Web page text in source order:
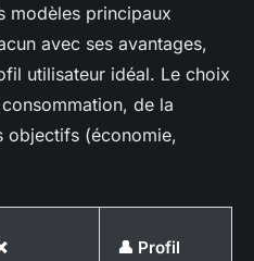
modèles principaux
avec ses avantages,
utilisateur idéal. Le choix
de la
objectifs (économie,
👤 Profil